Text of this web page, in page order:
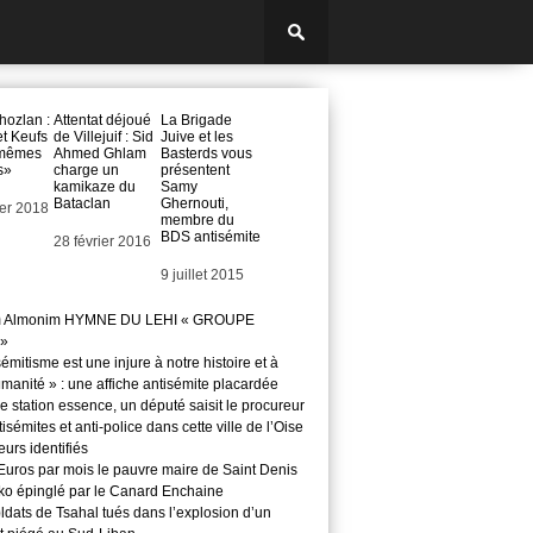
:
Keufs
2018
Attentat déjoué
de Villejuif : Sid
Ahmed Ghlam
charge un
kamikaze du
Bataclan
Date
28 février 2016
La Brigade
Juive et les
Basterds vous
présentent
Samy
Ghernouti,
membre du
BDS antisémite
Date
9 juillet 2015
Almonim HYMNE DU LEHI « GROUPE
est une injure à notre histoire et à
» : une affiche antisémite placardée
station essence, un député saisit le procureur
et anti-police dans cette ville de l’Oise
identifiés
par mois le pauvre maire de Saint Denis
épinglé par le Canard Enchaine
de Tsahal tués dans l’explosion d’un